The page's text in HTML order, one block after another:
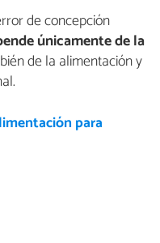
de concepción
únicamente de la
de la alimentación y
para